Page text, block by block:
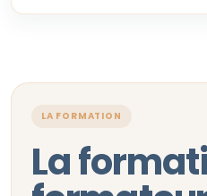
LA FORMATION
La